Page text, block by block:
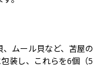
ムール貝など、苫屋の
装し、これらを6個（5